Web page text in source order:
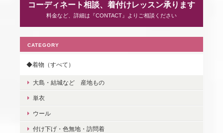
コーディネート相談、着付けレッスン承ります
料金など、詳細は『CONTACT』よりご相談ください
CATEGORY
◆着物（すべて）
大島・結城など 産地もの
単衣
ウール
付け下げ・色無地・訪問着